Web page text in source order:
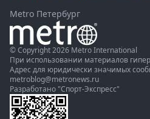
Metro Петербург
© Copyright 2026 Metro International
При использовании материалов
Адрес для юридически значимых
metroblog@metronews.ru
Разработано "Спорт-Экспресс"